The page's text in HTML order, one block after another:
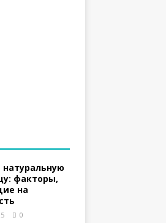
натуральную
факторы,
на
0